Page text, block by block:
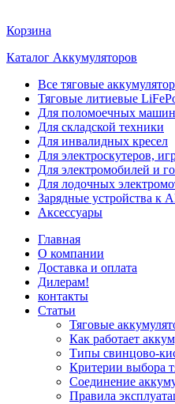
Корзина
Каталог Аккумуляторов
Все тяговые
Тяговые литиевые
Для поломоечных машин
Для складской техники
Для инвалидных кресел
Для электроскутеров,
Для электромобилей и
Для лодочных
Зарядные устройства к
Аксессуары
Главная
О компании
Доставка и оплата
Дилерам!
контакты
Статьи
Тяговые
Как работает
Типы свинцово-
Критерии выбора
Соединение
Правила